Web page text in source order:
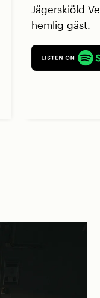
Jägerskiöld
hemlig gäst.